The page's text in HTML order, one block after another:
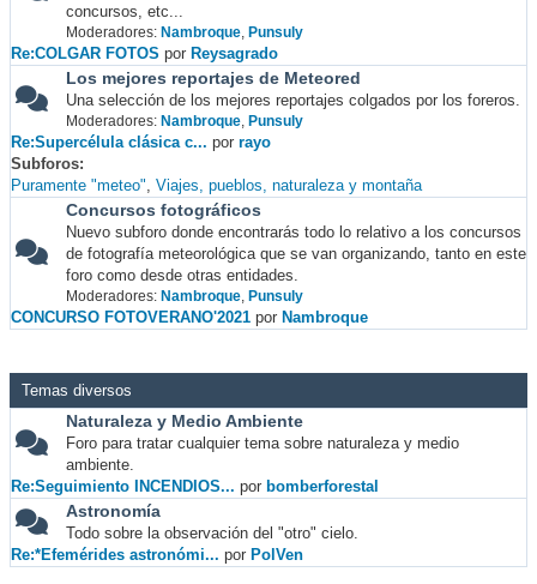
concursos, etc...
Moderadores: Nambroque, Punsuly
Re:COLGAR FOTOS por Reysagrado
Los mejores reportajes de Meteored
Una selección de los mejores reportajes colgados por los foreros.
Moderadores: Nambroque, Punsuly
Re:Supercélula clásica c... por rayo
Subforos
Puramente "meteo" Viajes, pueblos, naturaleza y montaña
Concursos fotográficos
Nuevo subforo donde encontrarás todo lo relativo a los concursos
de fotografía meteorológica que se van organizando, tanto en este
foro como desde otras entidades.
Moderadores: Nambroque, Punsuly
CONCURSO FOTOVERANO'2021 por Nambroque
Temas diversos
Naturaleza y Medio Ambiente
Foro para tratar cualquier tema sobre naturaleza y medio
ambiente.
Re:Seguimiento INCENDIOS... por bomberforestal
Astronomía
Todo sobre la observación del "otro" cielo.
Re:*Efemérides astronómi... por PolVen